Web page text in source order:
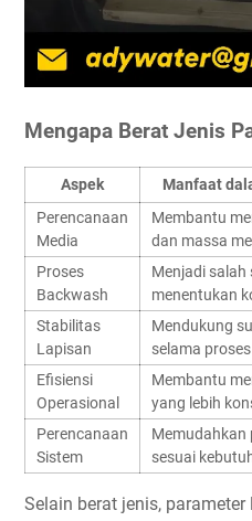
Mengapa Berat Jenis
Aspek
Manfaat
Perencanaan
Media
Membantu
dan massa
Proses
Backwash
Menjadi
menentukan
Stabilitas
Lapisan
Mendukung
selama
Efisiensi
Operasional
Membantu
yang lebih
Perencanaan
Sistem
Memudahkan
sesuai
Selain berat jenis,